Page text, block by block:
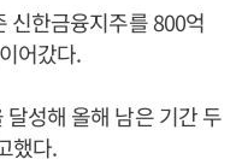
신한금융지주를 800억
어갔다.
성해 올해 남은 기간 두
했다.